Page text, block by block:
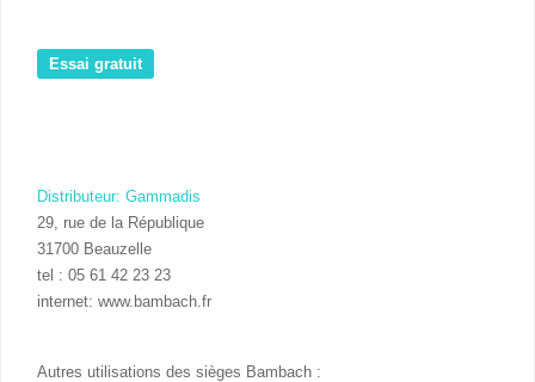
Essai gratuit
Distributeur: Gammadis
29, rue de la République
31700 Beauzelle
tel : 05 61 42 23 23
internet: www.bambach.fr
Autres utilisations des sièges Bambach :